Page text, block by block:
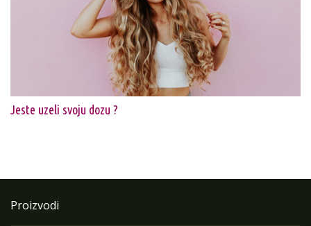
Jeste uzeli svoju dozu ?
Proizvodi